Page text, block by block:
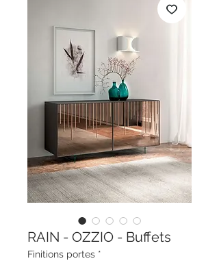
RAIN - OZZIO - Buffets
Finitions portes *